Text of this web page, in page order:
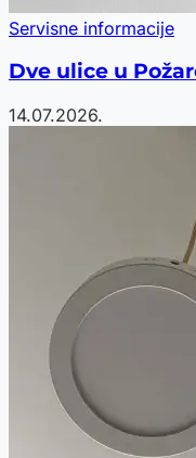
Servisne informacije
Dve ulice u
14.07.2026.